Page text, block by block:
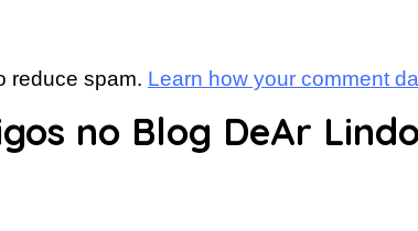
reduce spam. Learn how your comment
no Blog DeAr Lindo